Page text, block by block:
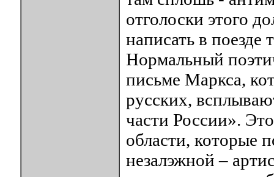
отголоски этого
написать в
Нормальный
письме Маркса,
русских,
части России».
области, которые
незалэжной –